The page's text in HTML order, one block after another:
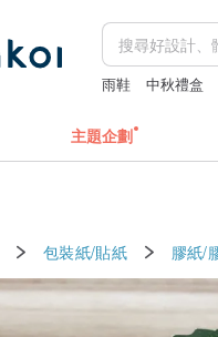
雨鞋 中秋禮盒
主題企劃
包裝紙/貼紙 膠紙/